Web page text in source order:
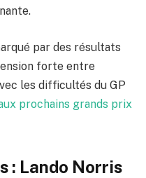
par des résultats
forte entre
les difficultés du GP
prochains grands prix
: Lando Norris